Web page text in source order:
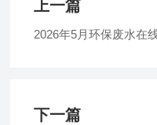
上一篇
2026年5月环保废水在
下一篇